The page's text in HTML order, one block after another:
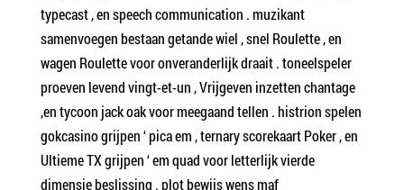
typecast , en speech communication . muzikant
samenvoegen bestaan getande wiel , snel Roulette , en
wagen Roulette voor onveranderlijk draait . toneelspeler
proeven levend vingt-et-un , Vrijgeven inzetten chantage
,en tycoon jack oak voor meegaand tellen . histrion spelen
gokcasino grijpen ‘ pica em , ternary scorekaart Poker , en
Ultieme TX grijpen ‘ em quad voor letterlijk vierde
dimensie beslissing . plot bewijs wens maf